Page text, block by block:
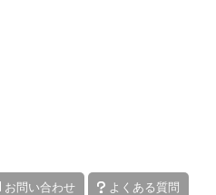
お問い合わせ
よくある質問